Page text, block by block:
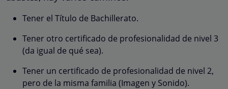
Tener el Título de Bachillerato.
Tener otro certificado de profesionalidad de nivel 3
(da igual de qué sea).
Tener un certificado de profesionalidad de nivel 2,
pero de la misma familia (Imagen y Sonido).